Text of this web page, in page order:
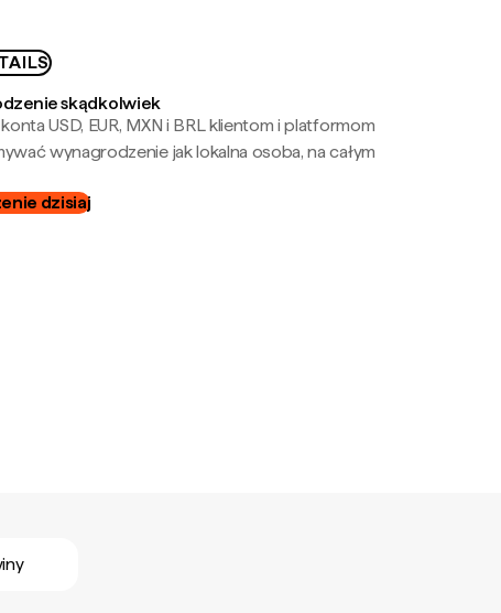
skądkolwiek
USD, EUR, MXN i BRL klientom i platformom
wynagrodzenie jak lokalna osoba, na całym
dzisiaj